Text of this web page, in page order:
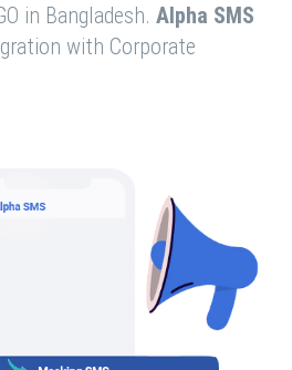
in Bangladesh. Alpha SMS
with Corporate